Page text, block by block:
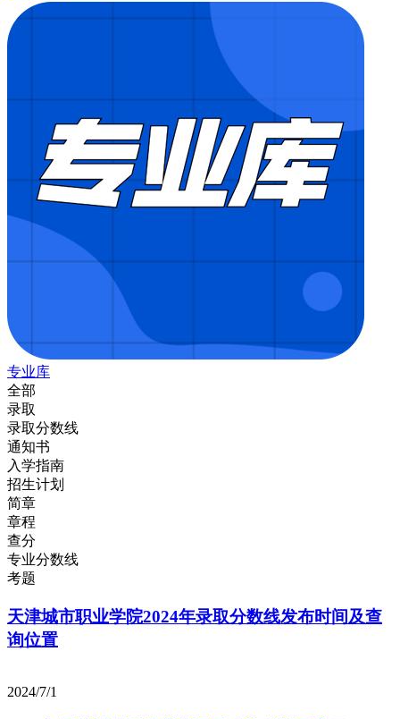
专业库
全部
录取
录取分数线
通知书
入学指南
招生计划
简章
章程
查分
专业分数线
考题
天津城市职业学院2024年录取分数线发布时间及查
询位置
2024/7/1